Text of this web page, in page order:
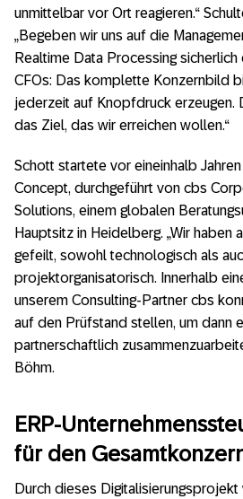
unmittelbar vor Ort reagieren.“
„Begeben wir uns auf die
Realtime Data Processing
CFOs: Das komplette Konzernbild
jederzeit auf Knopfdruck erzeugen.
das Ziel, das wir erreichen wollen.“
Schott startete vor eineinhalb
Concept, durchgeführt von cbs
Solutions, einem globalen
Hauptsitz in Heidelberg. „Wir haben
gefeilt, sowohl technologisch als
projektorganisatorisch. Innerhalb
unserem Consulting-Partner cbs
auf den Prüfstand stellen, um dann
partnerschaftlich
Böhm.
ERP-
für den
Durch dieses Digitalisierungsprojekt